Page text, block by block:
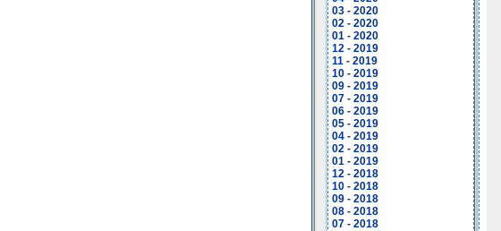
03 - 2020
02 - 2020
01 - 2020
12 - 2019
11 - 2019
10 - 2019
09 - 2019
07 - 2019
06 - 2019
05 - 2019
04 - 2019
02 - 2019
01 - 2019
12 - 2018
10 - 2018
09 - 2018
08 - 2018
07 - 2018